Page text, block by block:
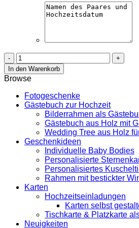
Gästebuch
Hochzeit
aus
Holz
mit
Gravur
Lichterkette
Menge
In den Warenkorb
Browse
Fotogeschenke
Gästebuch zur Hochzeit
Bilderrahmen als
Gästebuch aus Holz mit
Wedding Tree aus Holz
Geschenkideen
Individuelle Baby Bodies
Personalisierte
Personalisiertes
Rahmen mit bestickter
Karten
Hochzeitseinladungen
Karten selbst
Tischkarte & Platzkarte
Neuigkeiten